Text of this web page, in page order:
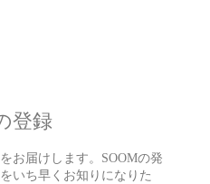
登録
お届けします。SOOMの発
いち早くお知りになりた